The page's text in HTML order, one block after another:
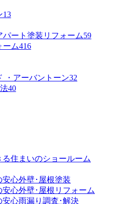
13
パート塗装リフォーム59
ーム416
・アーバントーン32
40